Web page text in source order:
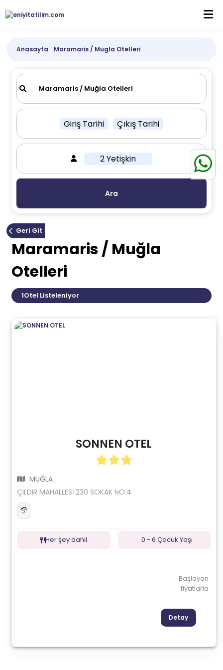
Anasayfa Maramaris / Mugla Otelleri
Giriş Tarihi Çıkış Tarihi
2 Yetişkin
Ara
Geri Git
Maramaris / Muğla
Otelleri
1Otel Listeleniyor
SONNEN OTEL
MUĞLA
ÇILDIR MAHALLESİ 230 SOKAK NO:4
Her şey dahil 0 - 6 Çocuk Yaşı
Başlayan
fiyatlarla
Detay